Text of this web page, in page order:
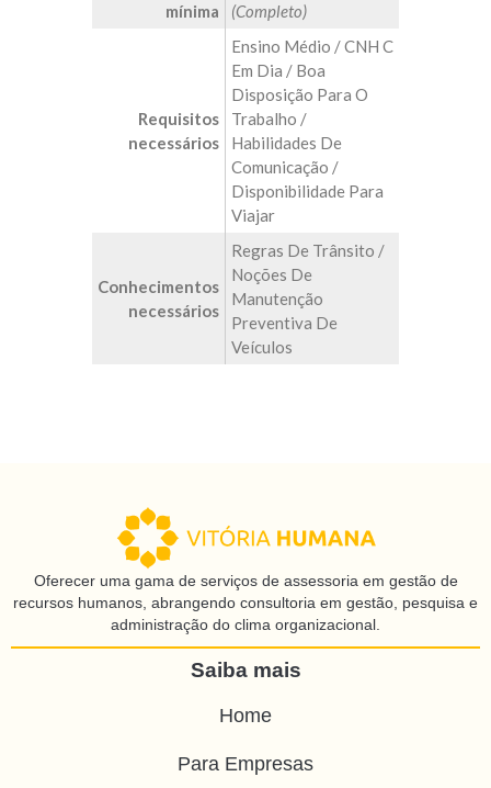
mínima
(Completo)
Requisitos
necessários
Ensino Médio / CNH C
Em Dia / Boa
Disposição Para O
Trabalho /
Habilidades De
Comunicação /
Disponibilidade Para
Viajar
Conhecimentos
necessários
Regras De Trânsito /
Noções De
Manutenção
Preventiva De
Veículos
Oferecer uma gama de serviços de assessoria em gestão de
recursos humanos, abrangendo consultoria em gestão, pesquisa e
administração do clima organizacional.
Saiba mais
Home
Para Empresas